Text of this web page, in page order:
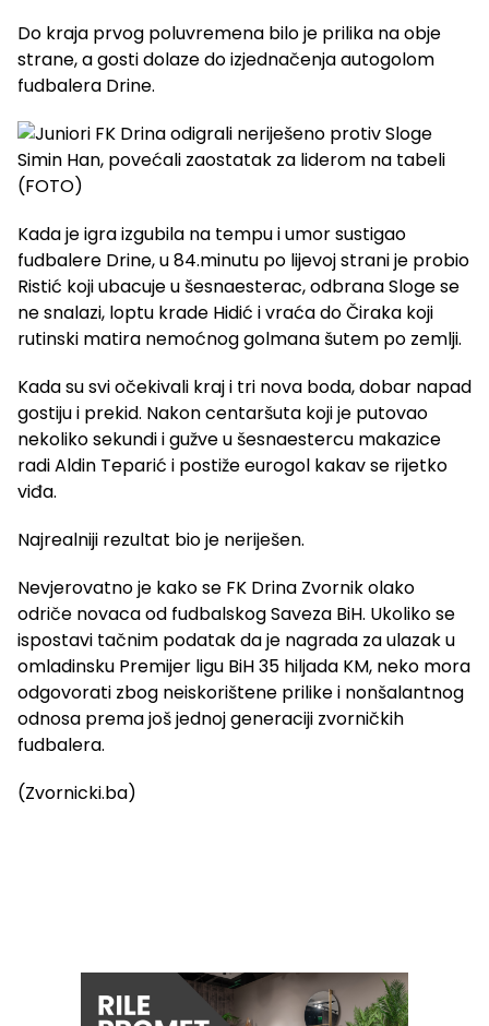
Do kraja prvog poluvremena bilo je prilika na obje
strane, a gosti dolaze do izjednačenja autogolom
fudbalera Drine.
Kada je igra izgubila na tempu i umor sustigao
fudbalere Drine, u 84.minutu po lijevoj strani je probio
Ristić koji ubacuje u šesnaesterac, odbrana Sloge se
ne snalazi, loptu krade Hidić i vraća do Čiraka koji
rutinski matira nemoćnog golmana šutem po zemlji.
Kada su svi očekivali kraj i tri nova boda, dobar napad
gostiju i prekid. Nakon centaršuta koji je putovao
nekoliko sekundi i gužve u šesnaestercu makazice
radi Aldin Teparić i postiže eurogol kakav se rijetko
viđa.
Najrealniji rezultat bio je neriješen.
Nevjerovatno je kako se FK Drina Zvornik olako
odriče novaca od fudbalskog Saveza BiH. Ukoliko se
ispostavi tačnim podatak da je nagrada za ulazak u
omladinsku Premijer ligu BiH 35 hiljada KM, neko mora
odgovorati zbog neiskorištene prilike i nonšalantnog
odnosa prema još jednoj generaciji zvorničkih
fudbalera.
(Zvornicki.ba)